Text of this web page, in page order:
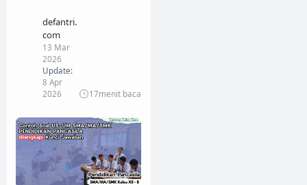
defantri.
com
13 Mar
2026
Update:
8 Apr
2026
17menit baca